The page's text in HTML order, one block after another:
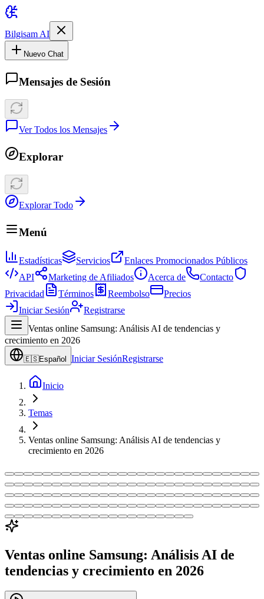
Bilgisam AI
Nuevo Chat
Mensajes de Sesión
Ver Todos los Mensajes
Explorar
Explorar Todo
Menú
Estadísticas Servicios
Enlaces Promocionados Públicos
API
Marketing de Afiliados Acerca de
Contacto
Privacidad
Términos Reembolso
Precios
Iniciar Sesión
Registrarse
Ventas online Samsung: Análisis AI de tendencias y
crecimiento en 2026
🇪🇸Español Iniciar SesiónRegistrarse
Inicio
Temas
Ventas online Samsung: Análisis AI de tendencias y
crecimiento en 2026
Ventas online Samsung: Análisis AI de
tendencias y crecimiento en 2026